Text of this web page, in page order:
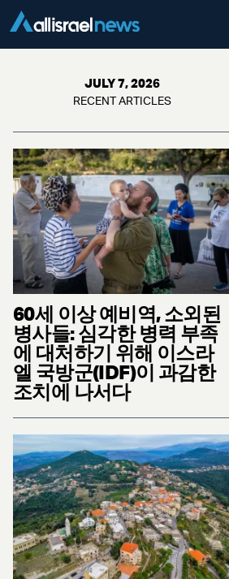
JULY 7, 2026
RECENT ARTICLES
60세 이상 예비역, 소외된
병사들: 심각한 병력 부족
에 대처하기 위해 이스라
엘 국방군(IDF)이 과감한
조치에 나서다